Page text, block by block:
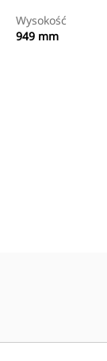
Wysokość
949 mm